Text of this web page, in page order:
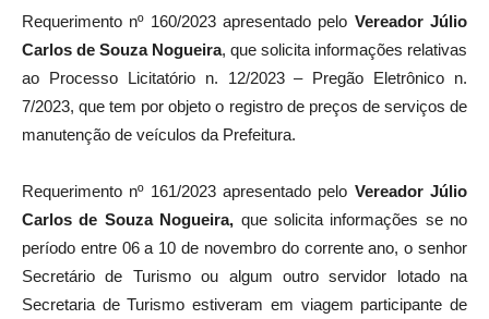
Requerimento nº 160/2023 apresentado pelo Vereador Júlio
Carlos de Souza Nogueira, que solicita informações relativas
ao Processo Licitatório n. 12/2023 – Pregão Eletrônico n.
7/2023, que tem por objeto o registro de preços de serviços de
manutenção de veículos da Prefeitura.
Requerimento nº 161/2023 apresentado pelo Vereador Júlio
Carlos de Souza Nogueira, que solicita informações se no
período entre 06 a 10 de novembro do corrente ano, o senhor
Secretário de Turismo ou algum outro servidor lotado na
Secretaria de Turismo estiveram em viagem participante de